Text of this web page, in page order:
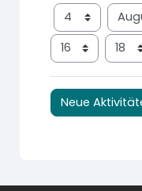
Tag
Monat
Stunde
Minute